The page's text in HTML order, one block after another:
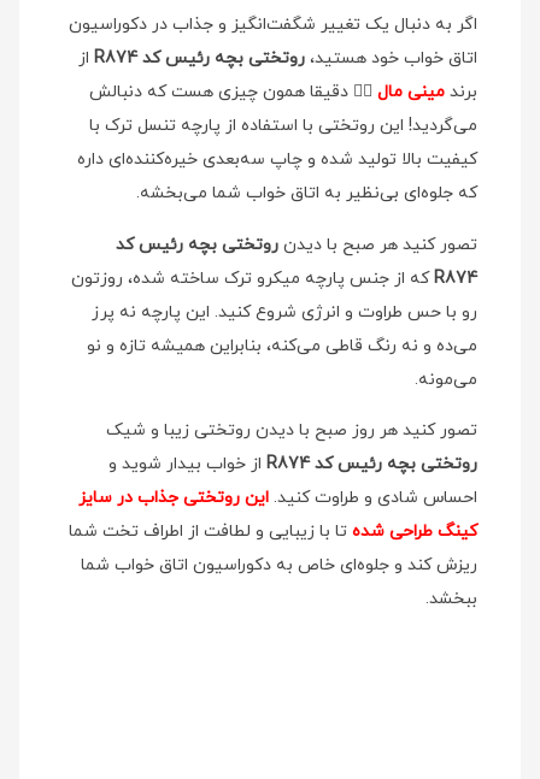
اگر به دنبال یک تغییر شگفت‌انگیز و جذاب در دکوراسیون
اتاق خواب خود هستید، روتختی بچه رئیس کد R874
از
برند مینی مال 👉🏻 دقیقا همون چیزی هست که دنبالش
می‌گردید! این روتختی با استفاده از پارچه تنسل ترک با
کیفیت بالا تولید شده و چاپ سه‌بعدی خیره‌کننده‌ای داره
که جلوه‌ای بی‌نظیر به اتاق خواب شما می‌بخشه.
تصور کنید هر صبح با دیدن روتختی بچه رئیس کد
R874 که از جنس پارچه میکرو ترک ساخته شده، روزتون
رو با حس طراوت و انرژی شروع کنید. این پارچه نه پرز
می‌ده و نه رنگ قاطی می‌کنه، بنابراین همیشه تازه و نو
می‌مونه.
تصور کنید هر روز صبح با دیدن روتختی زیبا و شیک
روتختی بچه رئیس کد R874
از خواب بیدار شوید و
احساس شادی و طراوت کنید. این روتختی جذاب در سایز
کینگ طراحی شده تا با زیبایی و لطافت از اطراف تخت شما
ریزش کند و جلوه‌ای خاص به دکوراسیون اتاق خواب شما
ببخشد.